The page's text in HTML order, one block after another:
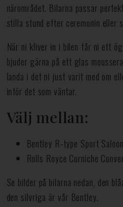
närområdet. Bilarna passar
stilla stund efter ceremonin eller
När ni kliver in i bilen får ni ett
bjuder gärna på ett glas
landa i det ni just varit med om
inför det som väntar.
Välj mellan:
Bentley R-type Sport
Rolls Royce Corniche
Se bilder på bilarna nedan, den
den silvriga är vår Bentley.